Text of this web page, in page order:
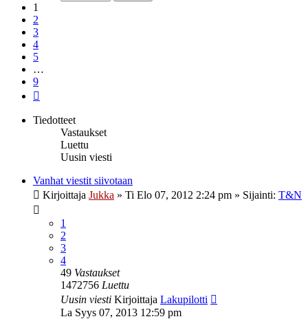
1
2
3
4
5
…
9
Tiedotteet
Vastaukset
Luettu
Uusin viesti
Vanhat viestit siivotaan
Kirjoittaja Jukka » Ti Elo 07, 2012 2:24 pm » Sijainti: T&N
1
2
3
4
49 Vastaukset
1472756 Luettu
Uusin viesti Kirjoittaja Lakupilotti
La Syys 07, 2013 12:59 pm